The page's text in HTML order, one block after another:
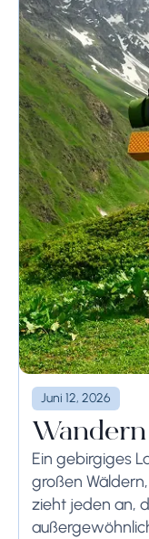
Juni 12, 2026
Ein gebirgiges
großen
zieht jeden an,